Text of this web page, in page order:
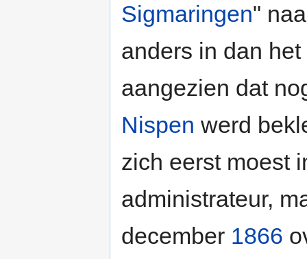
Sigmaringen"
anders in dan
aangezien dat
Nispen werd
zich eerst moest
administrateur,
december 1866